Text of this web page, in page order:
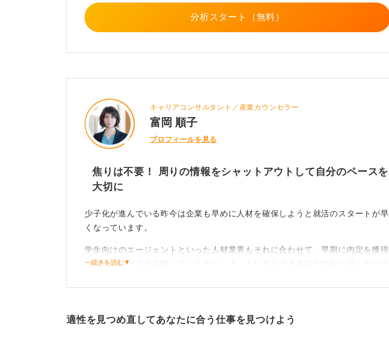
分析スタート（無料）
キャリアコンサルタント／産業カウンセラー
富岡 順子
プロフィールを見る
焦りは不要！ 周りの情報をシャットアウトして自分のペースを
大切に
少子化が進んでいる昨今は企業も早めに人材を確保しようと就活のスタートが早
くなっています。
学生向けのエージェントといった人材業界もそれに合わせて、早期に内定を獲得
するような支援を展開していますが、ネットに存在する多様な情報に踊らされて
うことも必要です。
⋯続きを読む▼
適性を見つめ直してあなたに合う仕事を見つけよう